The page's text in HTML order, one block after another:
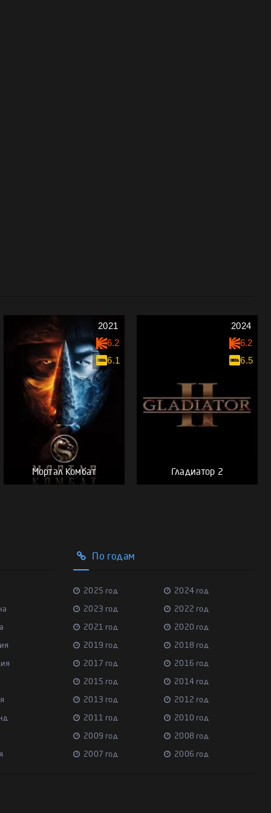
Мортал Комбат
2021
6.2
6.1
Гладиатор 2
2024
6.2
6.5
По годам
2025 год 2024 год
2023 год 2022 год
2021 год 2020 год
2019 год 2018 год
2017 год 2016 год
2015 год 2014 год
2013 год 2012 год
2011 год 2010 год
2009 год 2008 год
2007 год 2006 год